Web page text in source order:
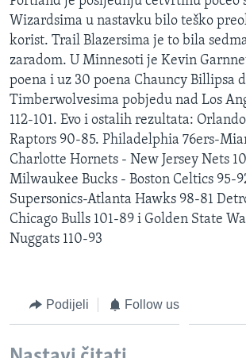
MAGAZIN
O GLASU AMERIKE
Learning English
Jezici
Wizardsima u nastavku bilo teško
korist. Trail Blazersima je to bila
zaradom. U Minnesoti je Kevin
poena i uz 30 poena Chauncy Billipsa
Timberwolvesima pobjedu nad Los
112-101. Evo i ostalih rezultata:
Raptors 90-85. Philadelphia 76ers-
Charlotte Hornets - New Jersey Nets
Milwaukee Bucks - Boston Celtics 95-
Supersonics-Atlanta Hawks 98-81
Chicago Bulls 101-89 i Golden State
Nuggats 110-93
Podijeli Follow us